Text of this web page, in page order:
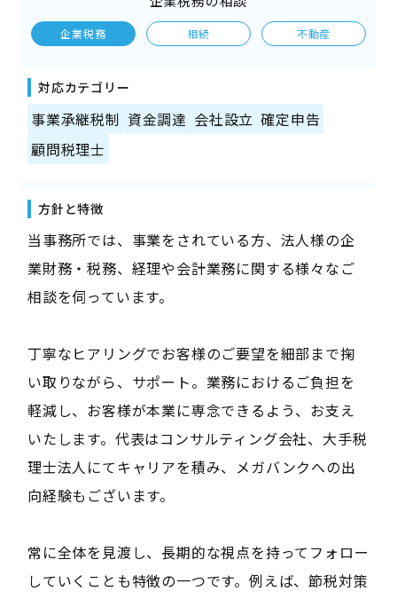
企業税務 相続 不動産
対応カテゴリー
事業承継税制 資金調達 会社設立 確定申告
顧問税理士
方針と特徴
当事務所では、事業をされている方、法人様の企
業財務・税務、経理や会計業務に関する様々なご
相談を伺っています。
丁寧なヒアリングでお客様のご要望を細部まで掬
い取りながら、サポート。業務におけるご負担を
軽減し、お客様が本業に専念できるよう、お支え
いたします。代表はコンサルティング会社、大手税
理士法人にてキャリアを積み、メガバンクへの出
向経験もございます。
常に全体を見渡し、長期的な視点を持ってフォロー
していくことも特徴の一つです。例えば、節税対策